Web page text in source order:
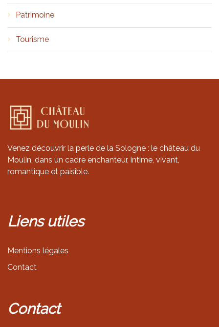
Patrimoine
Tourisme
Venez découvrir la perle de la Sologne : le château du
Moulin, dans un cadre enchanteur, intime, vivant,
romantique et paisible.
Liens utiles
Mentions légales
Contact
Contact